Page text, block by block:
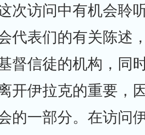
次访问中有机会聆
代表们的有关陈述
督信徒的机构，同
开伊拉克的重要，
的一部分。在访问